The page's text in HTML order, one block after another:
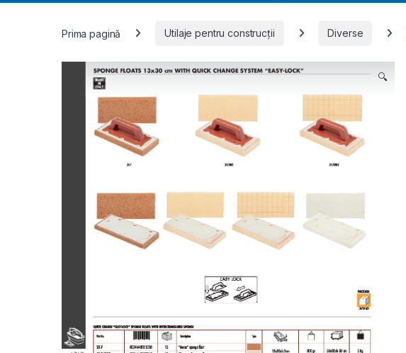
Prima pagină Utilaje pentru construcții Diverse
🔍